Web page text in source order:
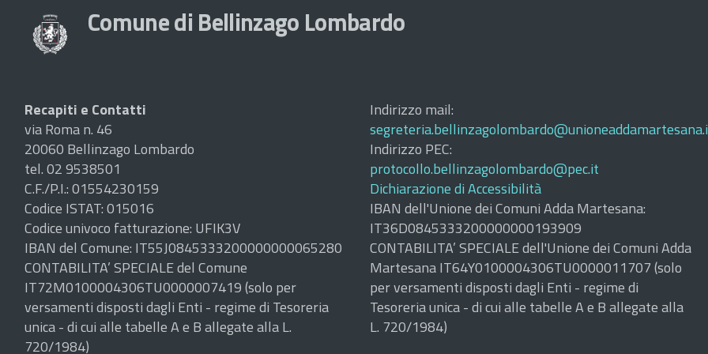
Comune di Bellinzago Lombardo
Recapiti e Contatti
via Roma n. 46
20060 Bellinzago Lombardo
tel. 02 9538501
C.F./P.I.: 01554230159
Codice ISTAT: 015016
Codice univoco fatturazione: UFIK3V
IBAN del Comune: IT55J0845333200000000065280
CONTABILITA’ SPECIALE del Comune
IT72M0100004306TU0000007419 (solo per
versamenti disposti dagli Enti - regime di Tesoreria
unica - di cui alle tabelle A e B allegate alla L.
720/1984)
Indirizzo mail:
Indirizzo PEC:
protocollo.bellinzagolombardo@pec.it
Dichiarazione di Accessibilità
IBAN dell'Unione dei Comuni Adda Martesana:
IT36D0845333200000000193909
CONTABILITA’ SPECIALE dell'Unione dei Comuni Adda
Martesana IT64Y0100004306TU0000011707 (solo
per versamenti disposti dagli Enti - regime di
Tesoreria unica - di cui alle tabelle A e B allegate alla
L. 720/1984)